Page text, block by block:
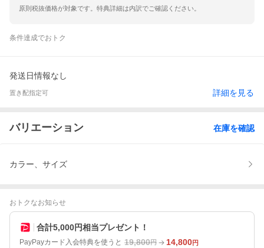
原則税抜価格が対象です。特典詳細は内訳でご確認ください。
条件達成でおトク
発送日情報なし
置き配指定可 詳細を見る
バリエーション 在庫を確認
カラー、サイズ
おトクなお知らせ
合計5,000円相当プレゼント！
PayPayカード入会特典を使うと 19,800円 14,800円